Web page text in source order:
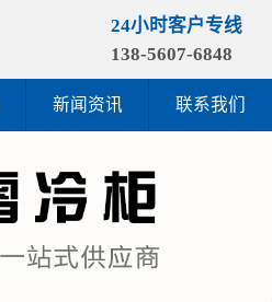
24小时客户专线
138-5607-6848
新闻资讯 联系我们